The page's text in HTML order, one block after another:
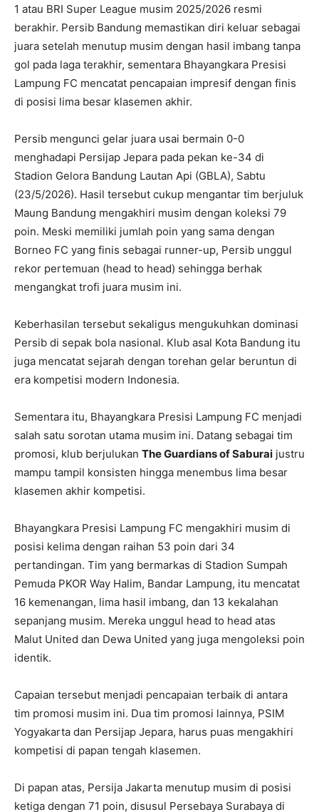
1 atau BRI Super League musim 2025/2026 resmi
berakhir. Persib Bandung memastikan diri keluar sebagai
juara setelah menutup musim dengan hasil imbang tanpa
gol pada laga terakhir, sementara Bhayangkara Presisi
Lampung FC mencatat pencapaian impresif dengan finis
di posisi lima besar klasemen akhir.
Persib mengunci gelar juara usai bermain 0-0
menghadapi Persijap Jepara pada pekan ke-34 di
Stadion Gelora Bandung Lautan Api (GBLA), Sabtu
(23/5/2026). Hasil tersebut cukup mengantar tim berjuluk
Maung Bandung mengakhiri musim dengan koleksi 79
poin. Meski memiliki jumlah poin yang sama dengan
Borneo FC yang finis sebagai runner-up, Persib unggul
rekor pertemuan (head to head) sehingga berhak
mengangkat trofi juara musim ini.
Keberhasilan tersebut sekaligus mengukuhkan dominasi
Persib di sepak bola nasional. Klub asal Kota Bandung itu
juga mencatat sejarah dengan torehan gelar beruntun di
era kompetisi modern Indonesia.
Sementara itu, Bhayangkara Presisi Lampung FC menjadi
salah satu sorotan utama musim ini. Datang sebagai tim
promosi, klub berjulukan The Guardians of Saburai justru
mampu tampil konsisten hingga menembus lima besar
klasemen akhir kompetisi.
Bhayangkara Presisi Lampung FC mengakhiri musim di
posisi kelima dengan raihan 53 poin dari 34
pertandingan. Tim yang bermarkas di Stadion Sumpah
Pemuda PKOR Way Halim, Bandar Lampung, itu mencatat
16 kemenangan, lima hasil imbang, dan 13 kekalahan
sepanjang musim. Mereka unggul head to head atas
Malut United dan Dewa United yang juga mengoleksi poin
identik.
Capaian tersebut menjadi pencapaian terbaik di antara
tim promosi musim ini. Dua tim promosi lainnya, PSIM
Yogyakarta dan Persijap Jepara, harus puas mengakhiri
kompetisi di papan tengah klasemen.
Di papan atas, Persija Jakarta menutup musim di posisi
ketiga dengan 71 poin, disusul Persebaya Surabaya di